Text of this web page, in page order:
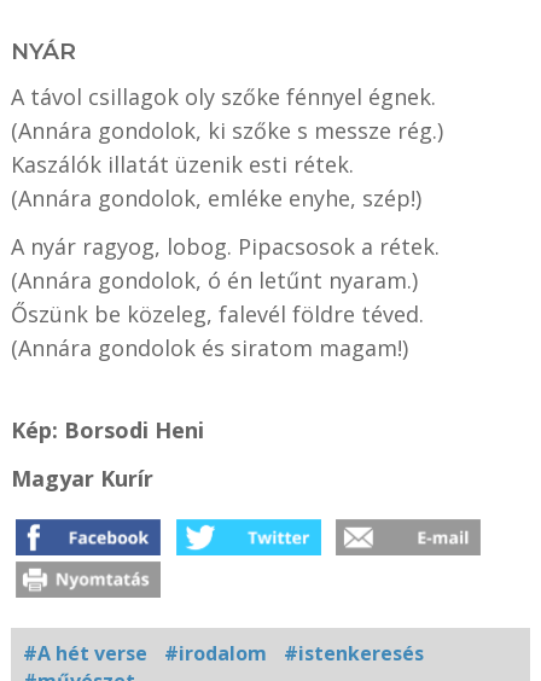
NYÁR
A távol csillagok oly szőke fénnyel égnek.
(Annára gondolok, ki szőke s messze rég.)
Kaszálók illatát üzenik esti rétek.
(Annára gondolok, emléke enyhe, szép!)
A nyár ragyog, lobog. Pipacsosok a rétek.
(Annára gondolok, ó én letűnt nyaram.)
Őszünk be közeleg, falevél földre téved.
(Annára gondolok és siratom magam!)
Kép: Borsodi Heni
Magyar Kurír
#A hét verse #irodalom
#istenkeresés